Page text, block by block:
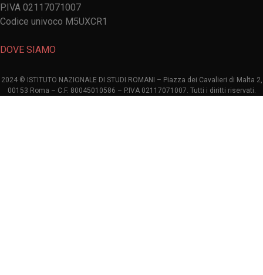
P.IVA 02117071007
Codice univoco M5UXCR1
DOVE SIAMO
2024 © ISTITUTO NAZIONALE DI STUDI ROMANI – Piazza dei Cavalieri di Malta 2,
00153 Roma – C.F. 80045010586 – P.IVA 02117071007. Tutti i diritti riservati.